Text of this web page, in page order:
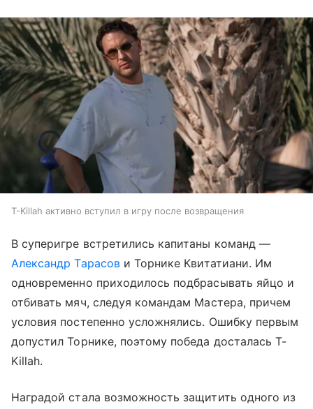
T-Killah активно вступил в игру после возвращения
В суперигре встретились капитаны команд —
Александр Тарасови Торнике Квитатиани. Им
одновременно приходилось подбрасывать яйцо и
отбивать мяч, следуя командам Мастера, причем
условия постепенно усложнялись. Ошибку первым
допустил Торнике, поэтому победа досталась T-
Killah.
Наградой стала возможность защитить одного из